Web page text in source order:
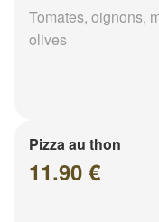
Tomates, oignons,
olives
Pizza au thon
11.90 €